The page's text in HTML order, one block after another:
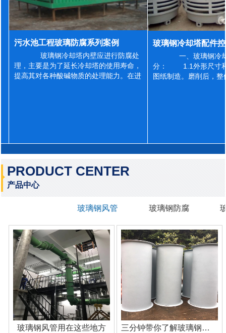
污水池工程玻璃防腐系列案例
玻璃钢冷却塔内壁应进行防腐处
理，主要是为了延长冷却塔的使用寿命，
提高其对各种酸碱物质的处理能力。在进
一、玻璃钢冷
分： 1.1外形尺寸和
图纸制造。磨削后，
PRODUCT CENTER
产品中心
玻璃钢风管 玻璃钢防腐
玻璃钢风管用在这些地方 三分钟带你了解玻璃钢管道